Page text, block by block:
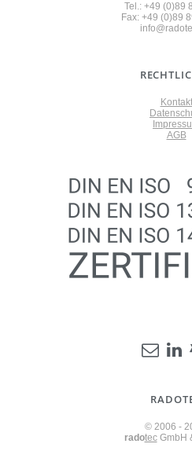
© 2006 -
radotecGmbH
Tel.: +49 (0)89
Fax: +49 (0)89
Kontakt
AGB